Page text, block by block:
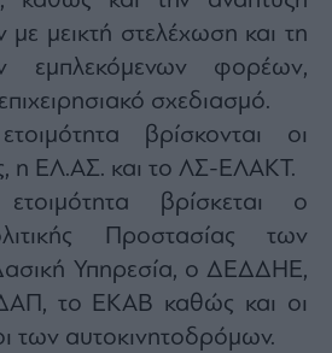
μεικτή στελέχωση και τη
εμπλεκόμενων φορέων,
σχεδιασμό.
βρίσκονται οι
η ΕΛ.ΑΣ. και το ΛΣ-ΕΛΑΚΤ.
βρίσκεται ο
Προστασίας των
Υπηρεσία, ο ΔΕΔΔΗΕ,
το ΕΚΑΒ καθώς και οι
των αυτοκινητοδρόμων.